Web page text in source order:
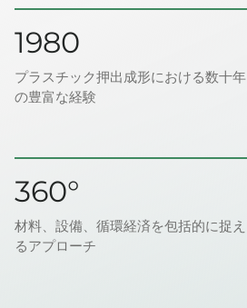
1980
プラスチック押出成形における数十年
の豊富な経験
360°
材料、設備、循環経済を包括的に捉え
るアプローチ